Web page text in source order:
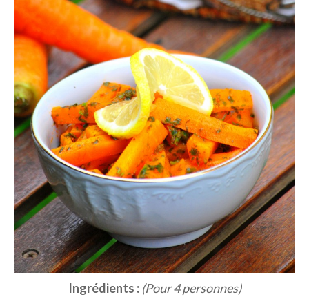
Ingrédients : (Pour 4 personnes)